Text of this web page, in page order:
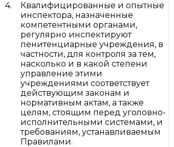
Квалифицированные и опытные
инспектора, назначенные
компетентными органами,
регулярно инспектируют
пенитенциарные учреждения, в
частности, для контроля за тем,
насколько и в какой степени
управление этими
учреждениями соответствует
действующим законам и
нормативным актам, а также
целям, стоящим перед уголовно-
исполнительными системами, и
требованиям, устанавливаемым
Правилами.